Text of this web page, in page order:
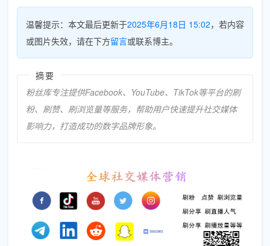
温馨提示：本文最后更新于2025年6月18日 15:02，若内容
或图片失效，请在下方留言或联系博主。
摘要
粉丝库专注提供Facebook、YouTube、TikTok等平台的刷
粉、刷赞、刷浏览量等服务，帮助用户快速提升社交媒体
影响力，打造成功的数字品牌形象。